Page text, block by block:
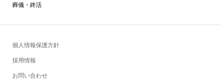
葬儀・終活
個人情報保護方針
採用情報
お問い合わせ